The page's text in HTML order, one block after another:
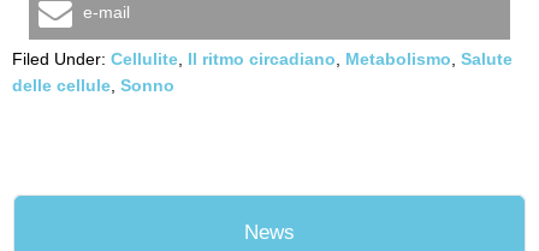
e-mail
Filed Under: Cellulite Il ritmo circadiano Metabolismo Salute
delle cellule Sonno
News